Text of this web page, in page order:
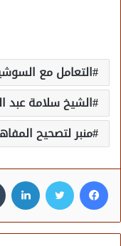
التعامل مع
الشيخ سلامة عبد
منبر لتصحيح
فيسبوك تويتر